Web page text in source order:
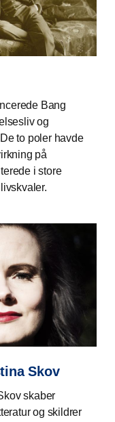
Bang
og
to poler havde
på
i store
Skov
skaber
og skildrer